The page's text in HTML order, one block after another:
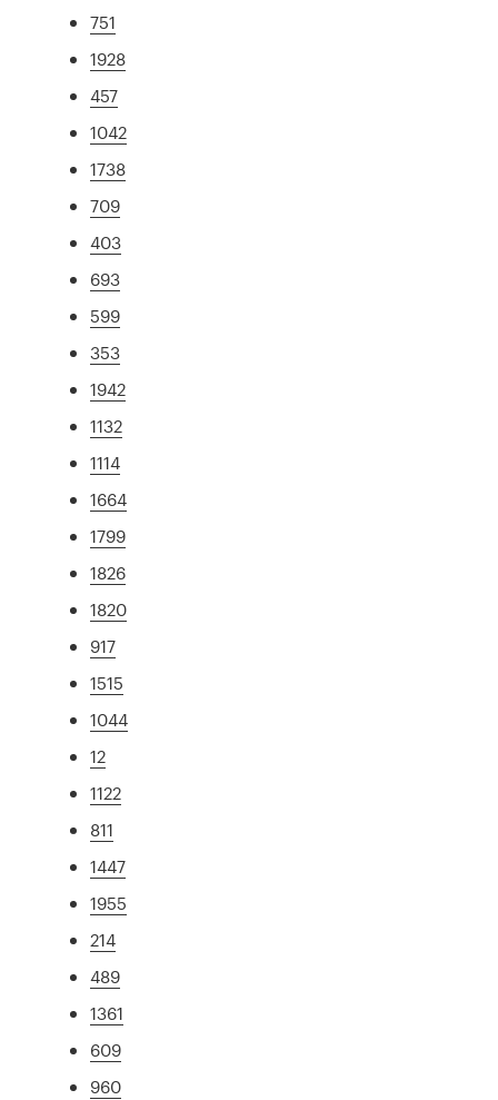
751
1928
457
1042
1738
709
403
693
599
353
1942
1132
1114
1664
1799
1826
1820
917
1515
1044
12
1122
811
1447
1955
214
489
1361
609
960